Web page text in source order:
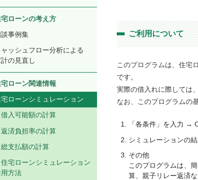
ご利用について
このプログラムは、住宅
です。
実際の借入れに際しては
なお、このプログラムの
「各条件」を入力 →
シミュレーションの
その他
このプログラムは、
算、親子リレー返済
ローンの考え方
事例集
ャッシュフロー分析による
の見直し
ローン関連情報
ローンシミュレーション
借入可能額の計算
返済負担率の計算
総支払額の計算
住宅ローンシミュレーション
方法